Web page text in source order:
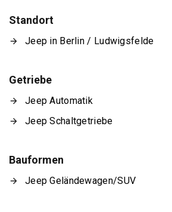
Standort
Jeep in Berlin / Ludwigsfelde
Getriebe
Jeep Automatik
Jeep Schaltgetriebe
Bauformen
Jeep Geländewagen/SUV